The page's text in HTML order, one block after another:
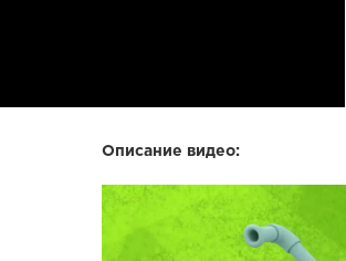
Описание видео: